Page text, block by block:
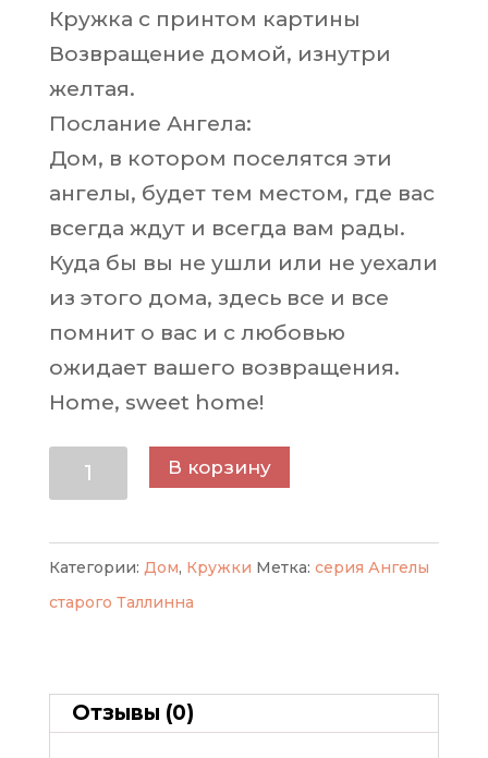
Кружка с принтом картины
Возвращение домой, изнутри
желтая.
Послание Ангела:
Дом, в котором поселятся эти
ангелы, будет тем местом, где вас
всегда ждут и всегда вам рады.
Куда бы вы не ушли или не уехали
из этого дома, здесь все и все
помнит о вас и с любовью
ожидает вашего возвращения.
Home, sweet home!
Количество
товара
Возвращение
домой,
старого
Таллина
В корзину
Категории: Дом, Кружки Метка: серия Ангелы
старого Таллинна
Отзывы (0)